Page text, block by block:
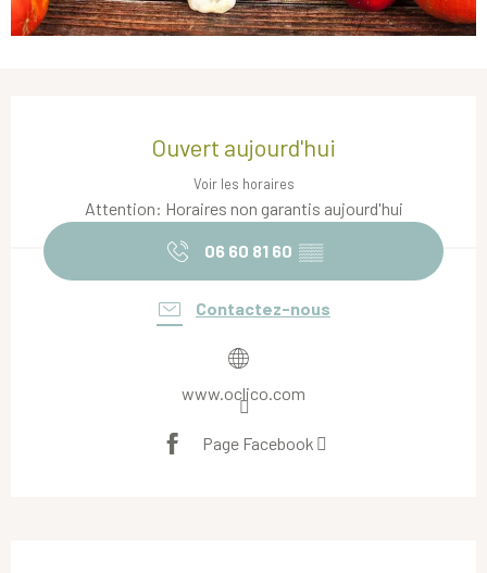
Ouvert aujourd'hui
Voir les horaires
Attention: Horaires non garantis aujourd'hui
06 60 81 60 ▒▒
Contactez-nous
www.oclico.com
Page Facebook